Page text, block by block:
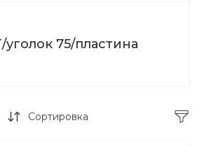
уголок 75/пластина
Сортировка